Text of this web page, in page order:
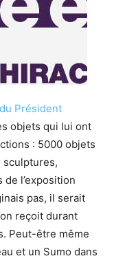
Président
objets qui lui ont
: 5000 objets
sculptures,
l’exposition
pas, il serait
reçoit durant
Peut-être même
et un Sumo dans